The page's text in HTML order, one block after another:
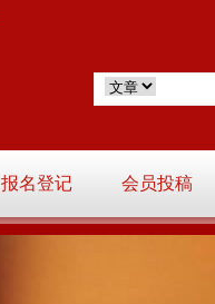
报名登记 会员投稿